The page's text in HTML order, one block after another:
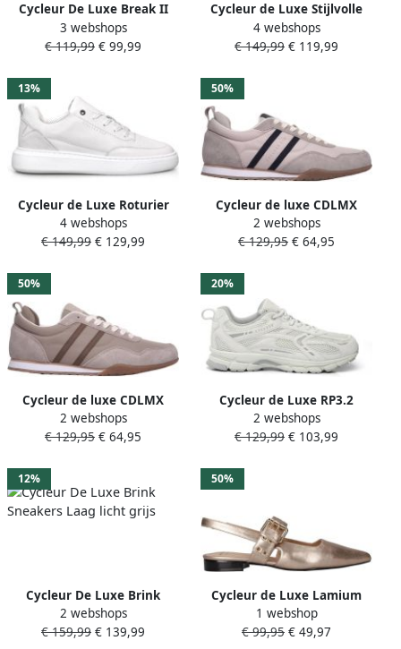
Cycleur De Luxe Break II
Sneakers Laag Wit
3 webshops
€ 119,99 € 99,99
Cycleur de Luxe Stijlvolle
Lucinda Sneaker Beige
Heren
4 webshops
€ 149,99 € 119,99
13%
Cycleur de Luxe Roturier
leren sneakers kaki
4 webshops
€ 149,99 € 129,99
50%
Cycleur de luxe CDLMX
261542 pumice stone Beige
2 webshops
€ 129,95 € 64,95
50%
Cycleur de luxe CDLMX
261841 pumice stone Beige
2 webshops
€ 129,95 € 64,95
20%
Cycleur de Luxe RP3.2
sneakers lichtgrijs
2 webshops
€ 129,99 € 103,99
12%
Cycleur De Luxe Brink
Sneakers Laag licht grijs
2 webshops
€ 159,99 € 139,99
50%
Cycleur de Luxe Lamium
leren slingback loafers rosé
1 webshop
€ 99,95 € 49,97